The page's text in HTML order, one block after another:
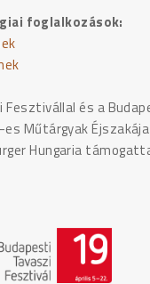
foglalkozások:
és a
Műtárgyak
Hungaria